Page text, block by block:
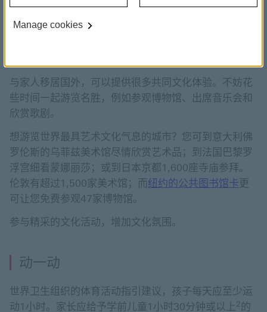
1
可能性更高，因为一起参加文化活动为孩子探索新想法
与家人移居国外，可以提供很多共同文化体验。不妨花
些时间一起游览名胜，例如参观博物馆、出席音乐会和
欣赏歌剧。
想游览世界最具艺术文化气息的城市？您可到意大利佛
罗伦斯的乌菲兹美术馆尽情欣赏艺术品；到法国巴黎罗
浮宫细看蒙娜丽莎；或到日本京都1,600座寺庙参拜。
伦敦有超过1,500家美术馆；而纽约的公共图书馆卡 更
可让您免费参观47家博物馆。
参与精采的文化活动，增加文化氛围。
动一动
世界卫生组织的体育活动指引建议，孩子每天应至少运
动1小时。家长应给予学前儿童1小时30分钟或以上 2 的
Manage cookies